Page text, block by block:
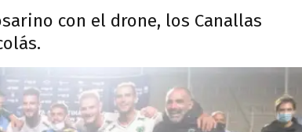
con el drone, los Canallas